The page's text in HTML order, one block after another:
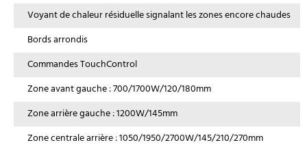
Voyant de chaleur résiduelle signalant les zones encore chaudes
Bords arrondis
Commandes TouchControl
Zone avant gauche : 700/1700W/120/180mm
Zone arrière gauche : 1200W/145mm
Zone centrale arrière : 1050/1950/2700W/145/210/270mm